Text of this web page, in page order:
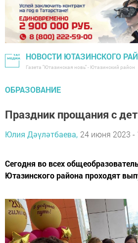
НОВОСТИ ЮТАЗИНСКОГО
Газета "Ютазинская новь" - Ютазинский район
ОБРАЗОВАНИЕ
Праздник прощания с
Юлия Дәүләтбаева, 24 июня 2023 -
Сегодня во всех
Ютазинского района проходят